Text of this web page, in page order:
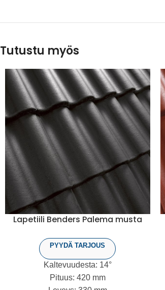
Tutustu myös
Lapetiili Benders Palema musta
PYYDÄ TARJOUS
Kaltevuudesta: 14°
Pituus: 420 mm